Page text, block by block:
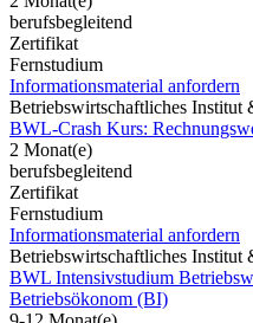
berufsbegleitend
Zertifikat
Fernstudium
Informationsmaterial anfordern
Betriebswirtschaftliches Institut
BWL-Crash Kurs:
2 Monat(e)
berufsbegleitend
Zertifikat
Fernstudium
Informationsmaterial anfordern
Betriebswirtschaftliches Institut
BWL Intensivstudium
Betriebsökonom (BI)